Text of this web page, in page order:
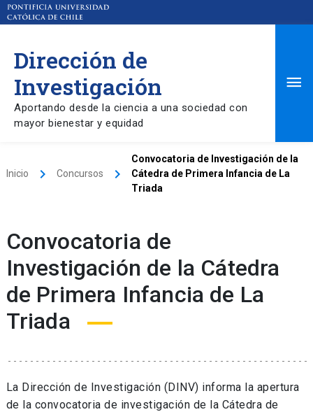
Dirección de
Investigación
Aportando desde la ciencia a una sociedad con
mayor bienestar y equidad
Inicio keyboard_arrow_right Concursos keyboard_arrow_right
Convocatoria de Investigación de la
Cátedra de Primera Infancia de La
Triada
Convocatoria de
Investigación de la Cátedra
de Primera Infancia de La
Triada
La Dirección de Investigación (DINV) informa la apertura
de la convocatoria de investigación de la Cátedra de